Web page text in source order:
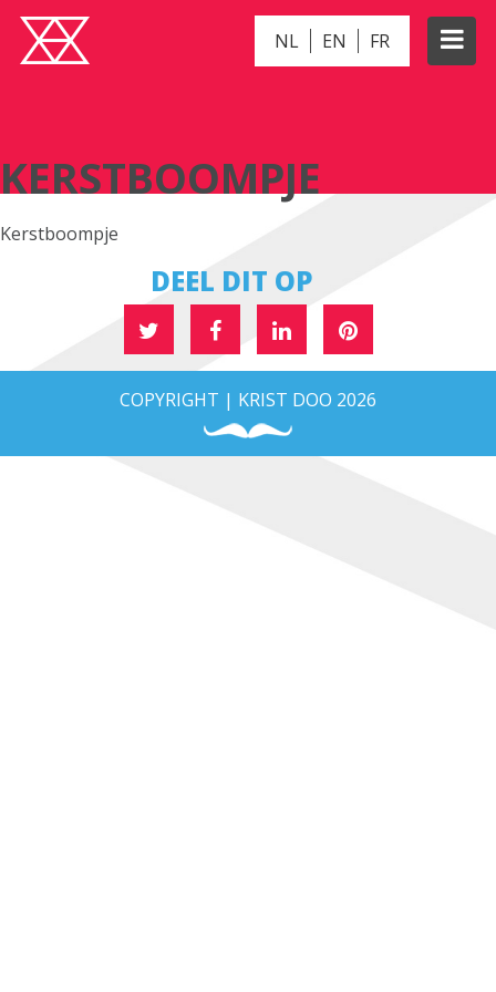
NL EN FR
KERSTBOOMPJE
Kerstboompje
DEEL DIT OP
COPYRIGHT | KRIST DOO 2026